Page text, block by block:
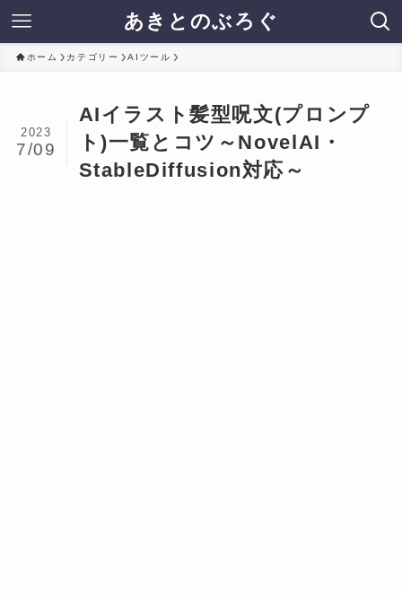
あきとのぶろぐ
ホーム カテゴリー AIツール
AIイラスト髪型呪文(プロンプ
ト)一覧とコツ～NovelAI・
StableDiffusion対応～
2023
7/09